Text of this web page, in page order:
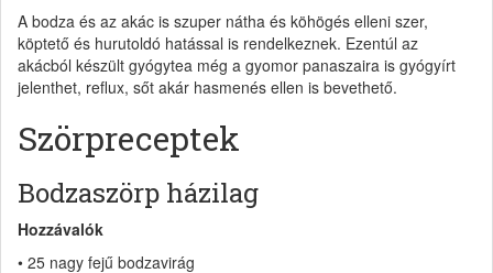
A bodza és az akác is szuper nátha és köhögés elleni szer,
köptető és hurutoldó hatással is rendelkeznek. Ezentúl az
akácból készült gyógytea még a gyomor panaszaira is gyógyírt
jelenthet, reflux, sőt akár hasmenés ellen is bevethető.
Szörpreceptek
Bodzaszörp házilag
Hozzávalók
• 25 nagy fejű bodzavirág